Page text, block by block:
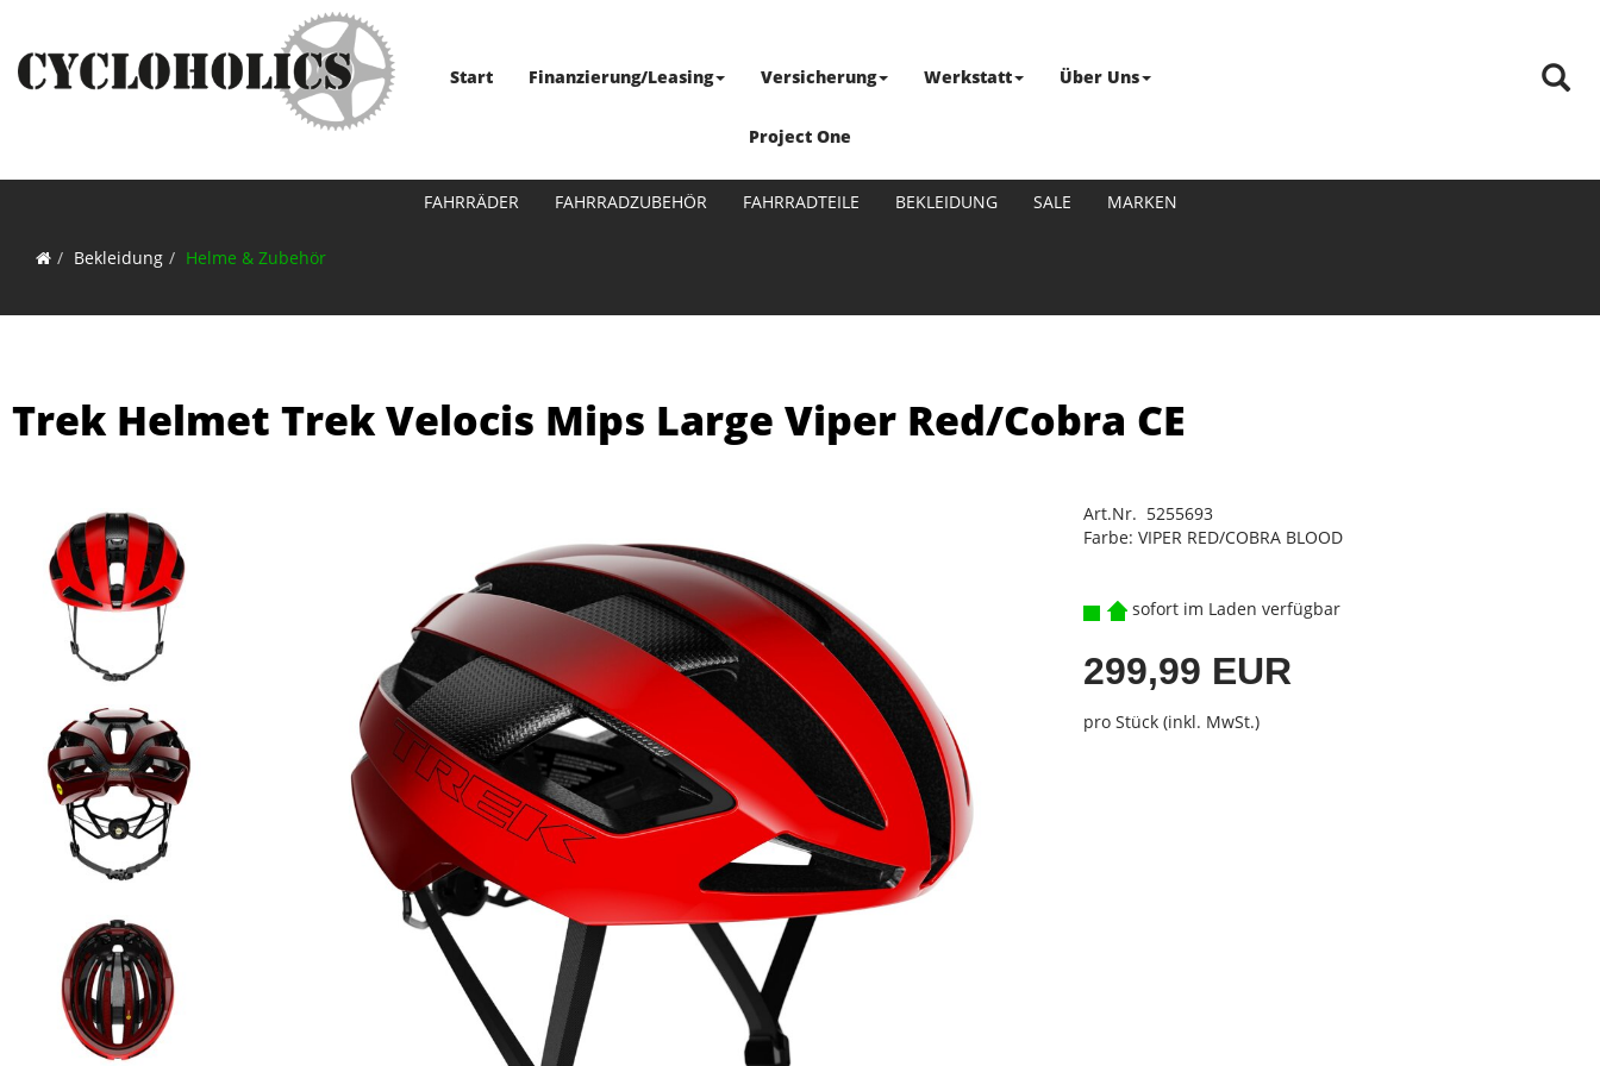
Start Finanzierung/Leasing Versicherung Werkstatt Über Uns
Project One
FAHRRÄDER FAHRRADZUBEHÖR FAHRRADTEILE BEKLEIDUNG SALE MARKEN
Bekleidung Helme & Zubehör
Trek Helmet Trek Velocis Mips Large Viper Red/Cobra CE
Art.Nr. 5255693
Farbe: VIPER RED/COBRA BLOOD
sofort im Laden verfügbar
299,99 EUR
pro Stück (inkl. MwSt.)